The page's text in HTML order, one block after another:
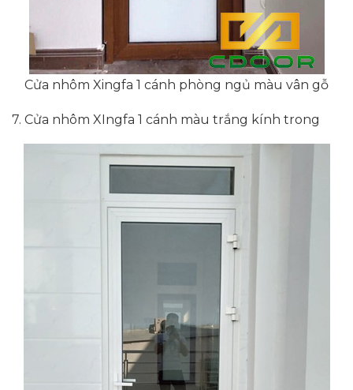
Cửa nhôm Xingfa 1 cánh phòng ngủ màu vân gỗ
7. Cửa nhôm XIngfa 1 cánh màu trắng kính trong